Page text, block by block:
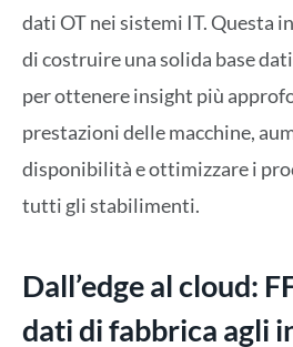
dati OT nei sistemi IT. Questa
di costruire una solida base
per ottenere insight più
prestazioni delle macchine,
disponibilità e ottimizzare i
tutti gli stabilimenti.
Dall’edge al cloud:
dati di fabbrica agli